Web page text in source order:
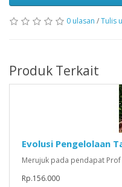
0 ulasan /Tulis
Produk Terkait
Evolusi Pengelolaan
Merujuk pada pendapat Prof
Rp.156.000